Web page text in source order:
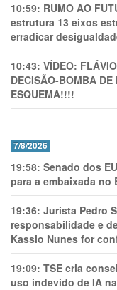
10:59: RUMO AO
estrutura 13 eixos
erradicar
10:43: VÍDEO:
DECISÃO-BOMBA
ESQUEMA!!!!
7/8/2026
19:58: Senado dos
para a embaixada no
19:36: Jurista Pedro
responsabilidade e
Kassio Nunes for
19:09: TSE cria
uso indevido de IA